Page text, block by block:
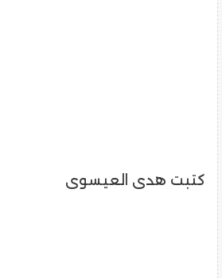
كتبت هدى العيسوى